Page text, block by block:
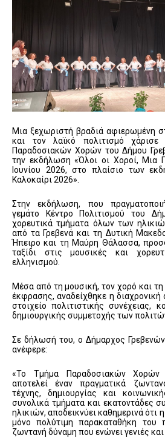
Μια ξεχωριστή βραδιά αφιερωμένη
και τον λαϊκό πολιτισμό
Παραδοσιακών Χορών του Δήμου
την εκδήλωση «Όλοι οι Χοροί, Μια
Ιουνίου 2026, στο πλαίσιο των
Καλοκαίρι 2026».
Στην εκδήλωση, που
γεμάτο Κέντρο Πολιτισμού του
χορευτικά τμήματα όλων των
από τα Γρεβενά και τη Δυτική
Ήπειρο και τη Μαύρη Θάλασσα,
ταξίδι στις μουσικές και
ελληνισμού.
Μέσα από τη μουσική, τον χορό και
έκφρασης, αναδείχθηκε η
στοιχείο πολιτιστικής συνέχειας,
δημιουργικής συμμετοχής των
Σε δήλωσή του, ο Δήμαρχος
ανέφερε:
«Το Τμήμα Παραδοσιακών Χορών
αποτελεί έναν πραγματικά
τέχνης, δημιουργίας και
συνολικά τμήματα και εκατοντάδες
ηλικιών, αποδεικνύει καθημερινά ότι
μόνο πολύτιμη παρακαταθήκη του
ζωντανή δύναμη που ενώνει γενιές